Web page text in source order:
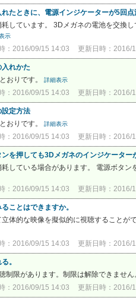
たときに、電源インジケーターが5回点
しています。 3Dメガネの電池を交換
示
：2016/09/15 14:03 更新日時：2016/
入れかた
おりです。
詳細表示
：2016/09/15 14:03 更新日時：2016/
設定方法
おりです。
詳細表示
：2016/09/15 14:03 更新日時：2016/
を押しても3Dメガネのインジケーター
している場合があります。 電源ボタ
：2016/09/15 14:03 更新日時：2016/
ことはできますか。
体的な映像を擬似的に視聴すること
：2016/09/15 14:03 更新日時：2016/
。
制限があります。制限は解除できません
：2016/09/15 14:03 更新日時：2016/